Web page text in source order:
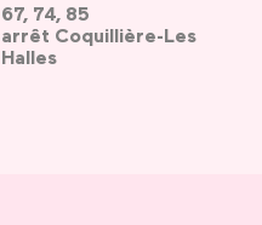
67, 74, 85
arrêt Coquillière-Les
Halles